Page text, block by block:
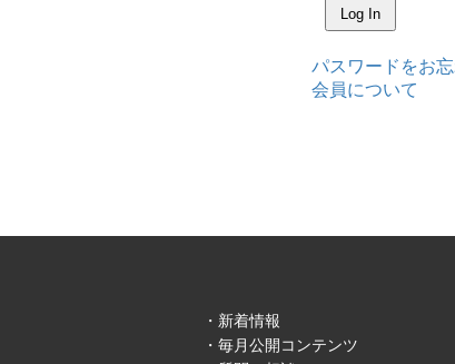
パスワードをお
会員について
新着情報
毎月公開コンテンツ